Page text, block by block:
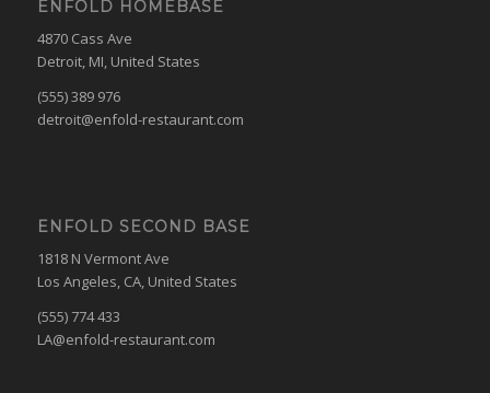
ENFOLD HOMEBASE
4870 Cass Ave
Detroit, MI, United States
(555) 389 976
detroit@enfold-restaurant.com
ENFOLD SECOND BASE
1818 N Vermont Ave
Los Angeles, CA, United States
(555) 774 433
LA@enfold-restaurant.com